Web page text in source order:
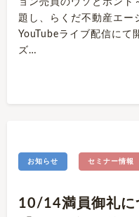
ョン売買のウソとホント
題し、らくだ不動産エー
YouTubeライブ配信にて
ズ…
お知らせ セミナー情報
10/14満員御礼に